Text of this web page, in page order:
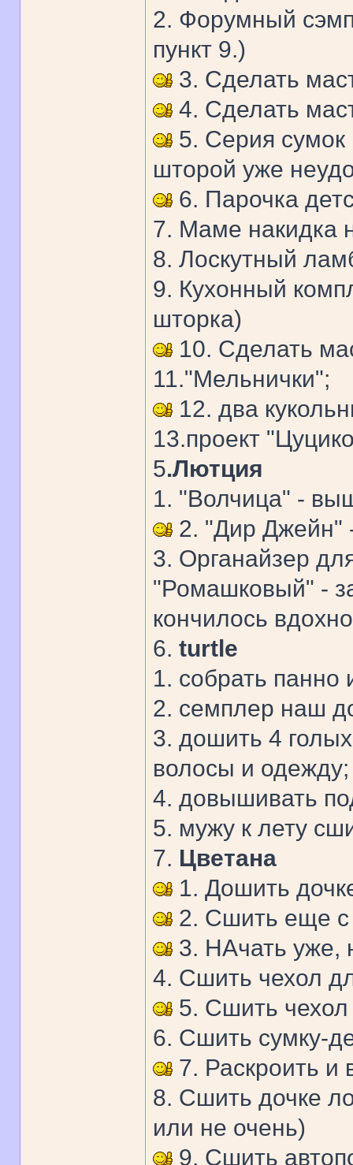
2. Форумный
пункт 9.)
3. Сделать
4. Сделать
5. Серия
шторой уже
6. Парочка
7. Маме накидка
8. Лоскутный
9. Кухонный
шторка)
10. Сделать
11."Мельнички";
12. два
13.проект
5.Лютция
1. "Волчица" -
2. "Дир Джейн"
3. Органайзер
"Ромашковый" -
кончилось
6. turtle
1. собрать панно
2. семплер наш
3. дошить 4
волосы и одежду;
4. довышивать
5. мужу к лету
7. Цветана
1. Дошить
2. Сшить еще с
3. НАчать уже,
4. Сшить чехол
5. Сшить
6. Сшить сумку-
7. Раскроить
8. Сшить дочке
или не очень)
9. Сшить